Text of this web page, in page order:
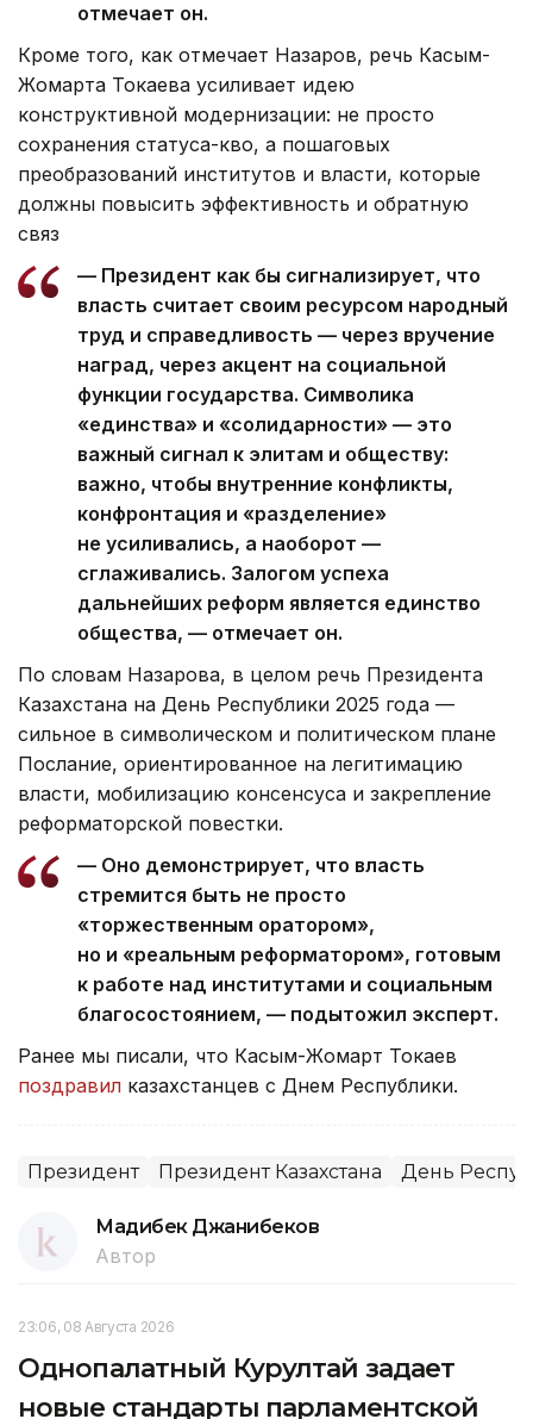
отмечает он.
Кроме того, как отмечает Назаров, речь Касым-
Жомарта Токаева усиливает идею
конструктивной модернизации: не просто
сохранения статуса-кво, а пошаговых
преобразований институтов и власти, которые
должны повысить эффективность и обратную
связ
— Президент как бы сигнализирует, что
власть считает своим ресурсом народный
труд и справедливость — через вручение
наград, через акцент на социальной
функции государства. Символика
«единства» и «солидарности» — это
важный сигнал к элитам и обществу:
важно, чтобы внутренние конфликты,
конфронтация и «разделение»
не усиливались, а наоборот —
сглаживались. Залогом успеха
дальнейших реформ является единство
общества, — отмечает он.
По словам Назарова, в целом речь Президента
Казахстана на День Республики 2025 года —
сильное в символическом и политическом плане
Послание, ориентированное на легитимацию
власти, мобилизацию консенсуса и закрепление
реформаторской повестки.
— Оно демонстрирует, что власть
стремится быть не просто
«торжественным оратором»,
но и «реальным реформатором», готовым
к работе над институтами и социальным
благосостоянием, — подытожил эксперт.
Ранее мы писали, что Касым-Жомарт Токаев
поздравил казахстанцев с Днем Республики.
Президент Президент Казахстана День
Мадибек Джанибеков
Автор
23:06, 08 Августа 2026
Однопалатный Курултай задает
новые стандарты парламентской